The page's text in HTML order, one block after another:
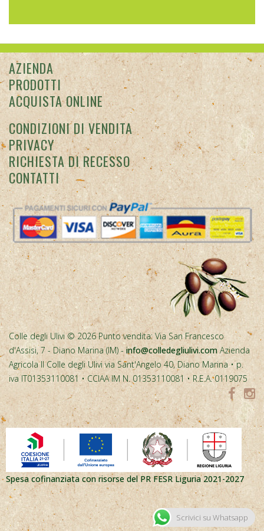
AZIENDA
PRODOTTI
ACQUISTA ONLINE
CONDIZIONI DI VENDITA
PRIVACY
RICHIESTA DI RECESSO
CONTATTI
Colle degli Ulivi © 2026 Punto vendita: Via San Francesco
d'Assisi, 7 - Diano Marina (IM) - info@colledegliulivi.com Azienda
Agricola Il Colle degli Ulivi via Sant'Angelo 40, Diano Marina • p.
iva IT01353110081 • CCIAA IM N. 01353110081 • R.E.A. 0119075
Spesa cofinanziata con risorse del PR FESR Liguria 2021-2027
Scrivici su Whatsapp